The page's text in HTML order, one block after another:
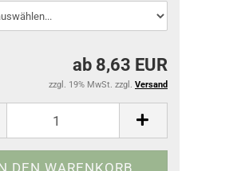
ab 8,63 EUR
zzgl. 19% MwSt. zzgl. Versand